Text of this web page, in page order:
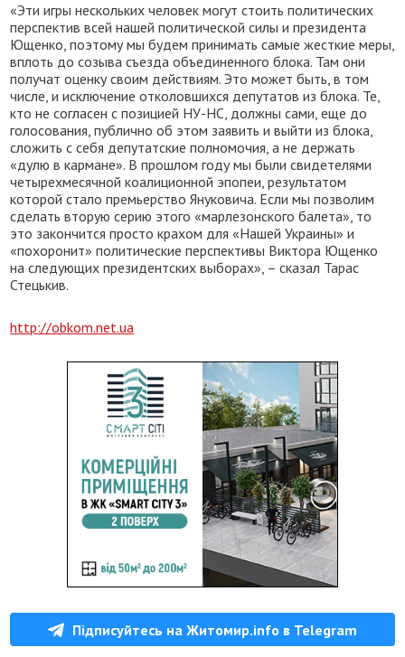
«Эти игры нескольких человек могут стоить политических
перспектив всей нашей политической силы и президента
Ющенко, поэтому мы будем принимать самые жесткие меры,
вплоть до созыва съезда объединенного блока. Там они
получат оценку своим действиям. Это может быть, в том
числе, и исключение отколовшихся депутатов из блока. Те,
кто не согласен с позицией НУ-НС, должны сами, еще до
голосования, публично об этом заявить и выйти из блока,
сложить с себя депутатские полномочия, а не держать
«дулю в кармане». В прошлом году мы были свидетелями
четырехмесячной коалиционной эпопеи, результатом
которой стало премьерство Януковича. Если мы позволим
сделать вторую серию этого «марлезонского балета», то
это закончится просто крахом для «Нашей Украины» и
«похоронит» политические перспективы Виктора Ющенко
на следующих президентских выборах», – сказал Тарас
Стецькив.
http://obkom.net.ua
Підписуйтесь на Житомир.info в Telegram